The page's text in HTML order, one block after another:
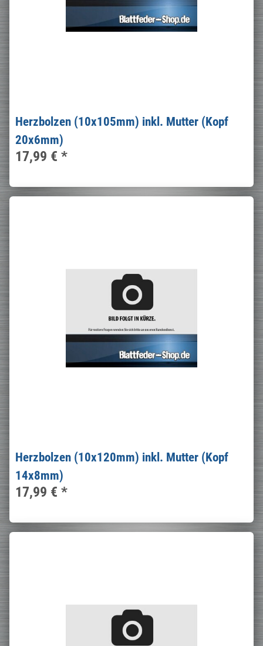
Herzbolzen (10x105mm) inkl. Mutter (Kopf
20x6mm)
17,99 € *
Herzbolzen (10x120mm) inkl. Mutter (Kopf
14x8mm)
17,99 € *